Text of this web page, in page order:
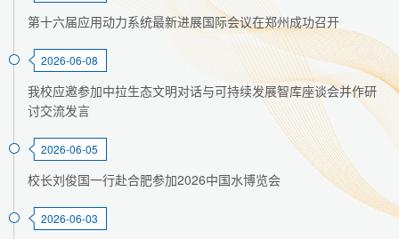
第十六届应用动力系统最新进展国际会议在郑州成功召开
2026-06-08
我校应邀参加中拉生态文明对话与可持续发展智库座谈会并作研
讨交流发言
2026-06-05
校长刘俊国一行赴合肥参加2026中国水博览会
2026-06-03